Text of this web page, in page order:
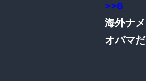
>>6
海外ナ
オバマ